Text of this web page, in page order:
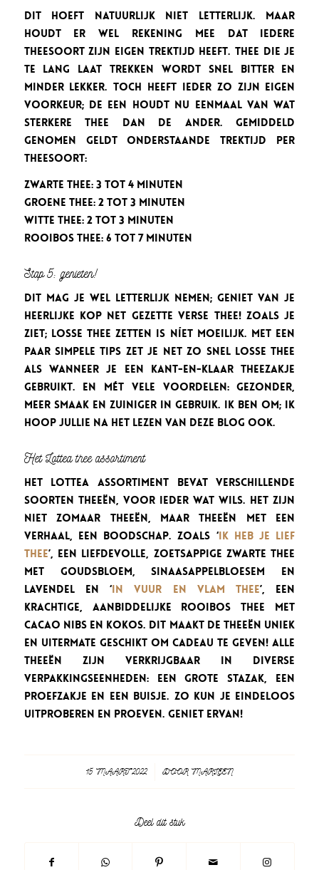
Dit hoeft natuurlijk niet letterlijk. Maar
houdt er wel rekening mee dat iedere
theesoort zijn eigen trektijd heeft. Thee die je
te lang laat trekken wordt snel bitter en
minder lekker. Toch heeft ieder zo zijn eigen
voorkeur; de een houdt nu eenmaal van wat
sterkere thee dan de ander. Gemiddeld
genomen geldt onderstaande trektijd per
theesoort:
Zwarte thee: 3 tot 4 minuten
Groene thee: 2 tot 3 minuten
Witte thee: 2 tot 3 minuten
Rooibos thee: 6 tot 7 minuten
Stap 5: genieten!
Dit mag je wel letterlijk nemen; geniet van je
heerlijke kop net gezette verse thee! Zoals je
ziet; losse thee zetten is níet moeilijk. Met een
paar simpele tips zet je net zo snel losse thee
als wanneer je een kant-en-klaar theezakje
gebruikt. En mét vele voordelen: gezonder,
meer smaak en zuiniger in gebruik. Ik ben om; ik
hoop jullie na het lezen van deze blog ook.
Het Lottea thee assortiment
Het Lottea assortiment bevat verschillende
soorten theeën, voor ieder wat wils. Het zijn
niet zomaar theeën, maar theeën met een
verhaal, een boodschap.Zoals ‘Ik heb je Lief
thee’, een liefdevolle, zoetsappige Zwarte thee
met goudsbloem, sinaasappelbloesem en
lavendel en‘In Vuur en Vlam thee’, een
krachtige, aanbiddelijke Rooibos thee met
cacao nibs en kokos. Dit maakt de theeën uniek
en uitermate geschikt om cadeau te geven! Alle
theeën zijn verkrijgbaar in diverse
verpakkingseenheden: een grote stazak, een
proefzakje en een buisje. Zo kun je eindeloos
uitproberen en proeven. Geniet ervan!
15 MAART 2022
/ DOOR MARLEEN
Deel dit stuk